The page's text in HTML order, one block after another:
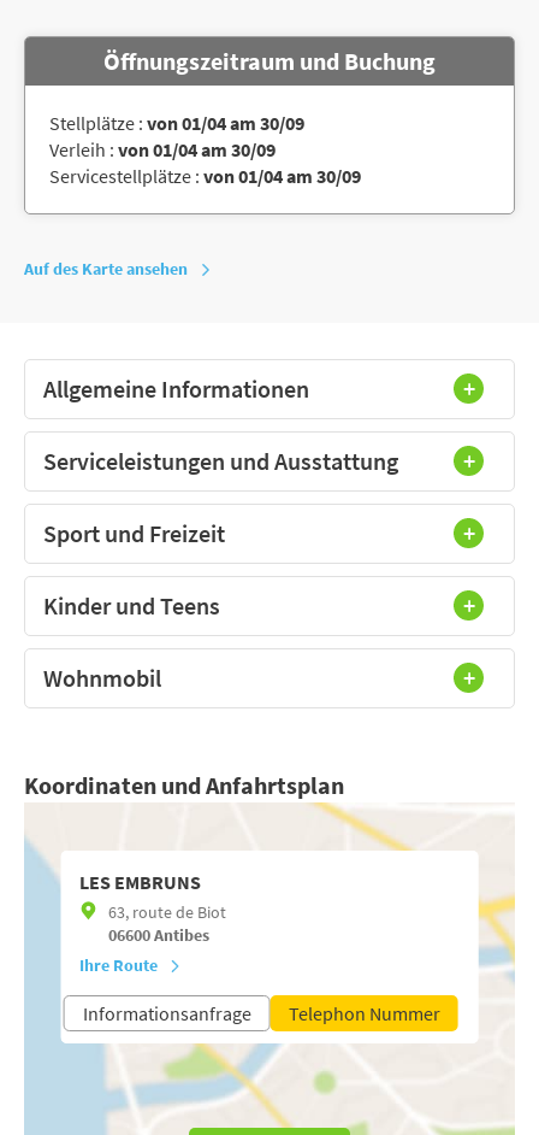
Öffnungszeitraum und Buchung
Stellplätze : von 01/04 am 30/09
Verleih : von 01/04 am 30/09
Servicestellplätze : von 01/04 am 30/09
Auf des Karte ansehen
Allgemeine Informationen
Serviceleistungen und Ausstattung
Sport und Freizeit
Kinder und Teens
Wohnmobil
Koordinaten und Anfahrtsplan
LES EMBRUNS
63, route de Biot
06600Antibes
Ihre Route
Informationsanfrage Telephon Nummer